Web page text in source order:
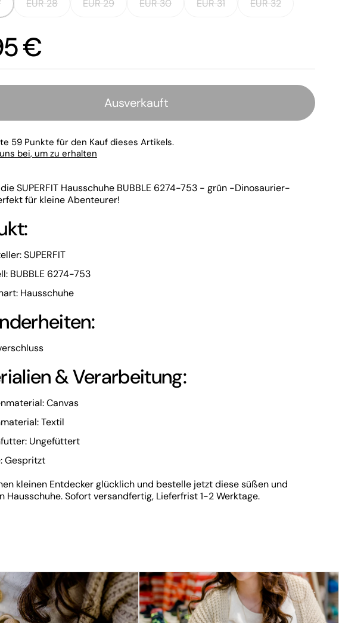
EUR 28 EUR 29 EUR 30 EUR 31 EUR 32
€
Ausverkauft
59 Punkte für den Kauf dieses Artikels.
bei, um zu erhalten
SUPERFIT Hausschuhe BUBBLE 6274-753 - grün -Dinosaurier-
für kleine Abenteurer!
SUPERFIT
BUBBLE 6274-753
Hausschuhe
& Verarbeitung:
Canvas
Textil
Ungefüttert
Gespritzt
kleinen Entdecker glücklich und bestelle jetzt diese süßen und
Hausschuhe. Sofort versandfertig, Lieferfrist 1-2 Werktage.